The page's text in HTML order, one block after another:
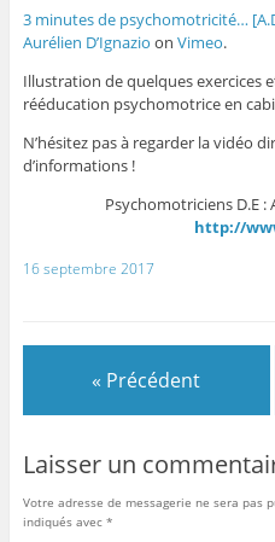
3 minutes de psychomotricité…
Aurélien D’Ignazio on Vimeo.
Illustration de quelques exercices
rééducation psychomotrice en
N’hésitez pas à regarder la vidéo
d’informations !
Psychomotriciens D.E :
http://
16 septembre 2017
« Précédent
Laisser un
Votre adresse de messagerie ne sera pas
indiqués avec *